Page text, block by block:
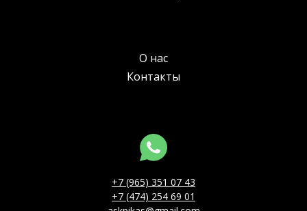
О нас
Контакты
+7 (965) 351 07 43
+7 (474) 254 69 01